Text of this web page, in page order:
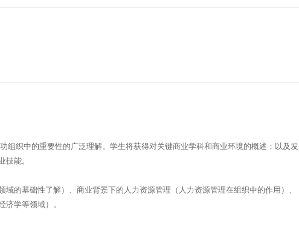
组织中的重要性的广泛理解。学生将获得对关键商业学科和商业环境的概述；以及发
技能。
域的基础性了解）、商业背景下的人力资源管理（人力资源管理在组织中的作用）、
济学等领域）。